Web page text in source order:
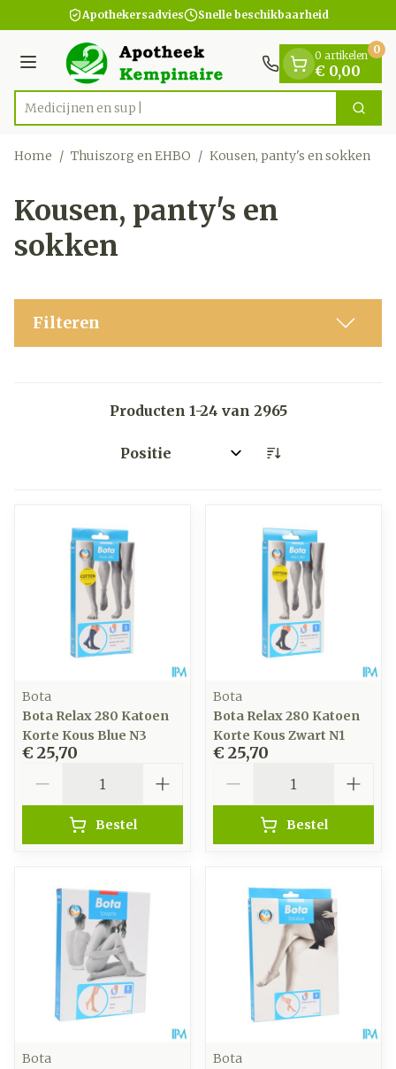
Ga naar de inhoudApothekersadvies Snelle beschikbaarheid
Menu
Product, merk, categorie... Zoek
0 artikelen
€ 0,00
0
Home / Thuiszorg en EHBO / Kousen, panty's en sokken
Kousen, panty's en
sokken
Filteren
Producten 1-24 van 2965
Sorteer op:
Bota
Bota Relax 280 Katoen
Korte Kous Blue N3
€ 25,70
Bestel
Bota
Bota Relax 280 Katoen
Korte Kous Zwart N1
€ 25,70
Bestel
Bota
Bota